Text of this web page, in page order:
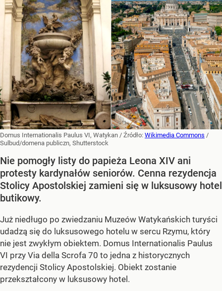
Domus Internationalis Paulus VI, Watykan / Źródło: Wikimedia Commons /
Sulbud/domena publiczn, Shutterstock
Nie pomogły listy do papieża Leona XIV ani
protesty kardynałów seniorów. Cenna rezydencja
Stolicy Apostolskiej zamieni się w luksusowy hotel
butikowy.
Już niedługo po zwiedzaniu Muzeów Watykańskich turyści
udadzą się do luksusowego hotelu w sercu Rzymu, który
nie jest zwykłym obiektem. Domus Internationalis Paulus
VI przy Via della Scrofa 70 to jedna z historycznych
rezydencji Stolicy Apostolskiej. Obiekt zostanie
przekształcony w luksusowy hotel.